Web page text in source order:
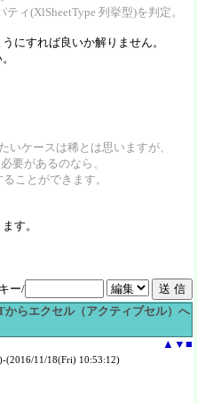
ィ(XlSheetType 列挙型)を判定。
にすれば良いか解りません。
いケースは稀とは思いますが、
要があるのなら、
ことができます。
す。
ー/
からエクセル（アクティブセル）へ
▲ ▼ ■
(2016/11/18(Fri) 10:53:12)